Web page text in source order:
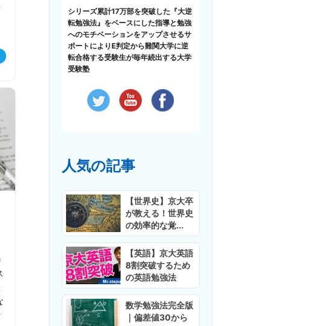
シリーズ累計17万部を突破した『大逆
転勉強法』をベースにした指導と勉強
へのモチベーションをアップさせるサ
ポートによりE判定から難関大学に逆
転合格する受験生が毎年続出する大学
受験塾
人気の記事
【世界史】京大卒
が教える！世界史
の効率的な覚...
【英語】京大英語
8割突破するため
の英語勉強法
数学勉強法完全版
｜偏差値30から